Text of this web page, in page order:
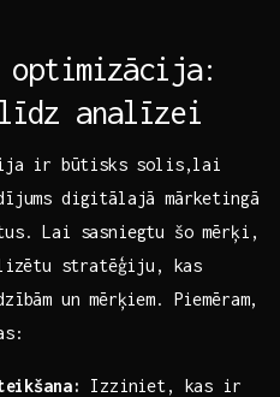
optimizācija:
analīzei
ir⁢ būtisks‌ solis,lai
digitālajā mārketingā
‌Lai sasniegtu ⁢šo mērķi,
stratēģiju, kas
⁤un⁢ mērķiem. Piemēram,
Izziniet, kas ir